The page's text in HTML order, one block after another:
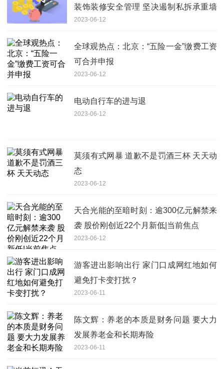
装饰装修安全管理 坚决遏制私拆承重墙
等违法违规行为
2023-06-12
全球观热点：北京：“五险一金”缴费工资
可合并申报
2023-06-12
电动自行车的进与退
2023-06-12
莫须有式网暴 道歉不是罚酒三杯 天天动
态
2023-06-12
天合光能的至暗时刻：逾300亿元解禁来
袭 股价刚创近22个月新低|当前焦点
2023-06-12
游客进出影响出行 家门口成网红地如何
避免打卡变打扰？
2023-06-11
陈文辉：养老的本质是财务问题 要大力
发展养老金和长期寿险
2023-06-11